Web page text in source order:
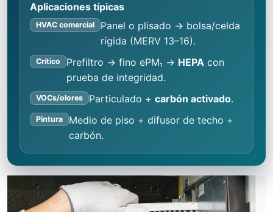
Aplicaciones típicas
HVAC comercial
Panel o plisado → bolsa/celda
rígida (MERV 13–16).
Crítico Prefiltro → fino ePM₁ → HEPAcon
prueba de integridad.
VOCs/olores Particulado + carbón activado.
Pintura
Medio de piso + difusor de techo +
carbón.